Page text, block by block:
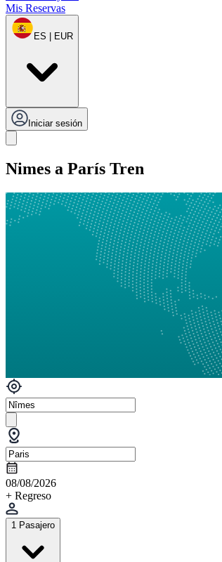
Mis Reservas
ES | EUR
Iniciar sesión
Nimes a París Tren
08/08/2026
+ Regreso
1 Pasajero